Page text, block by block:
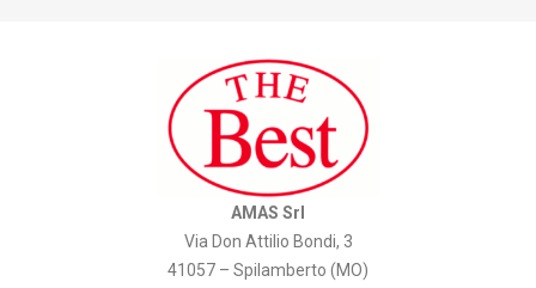
AMAS Srl
Via Don Attilio Bondi, 3
41057 – Spilamberto (MO)